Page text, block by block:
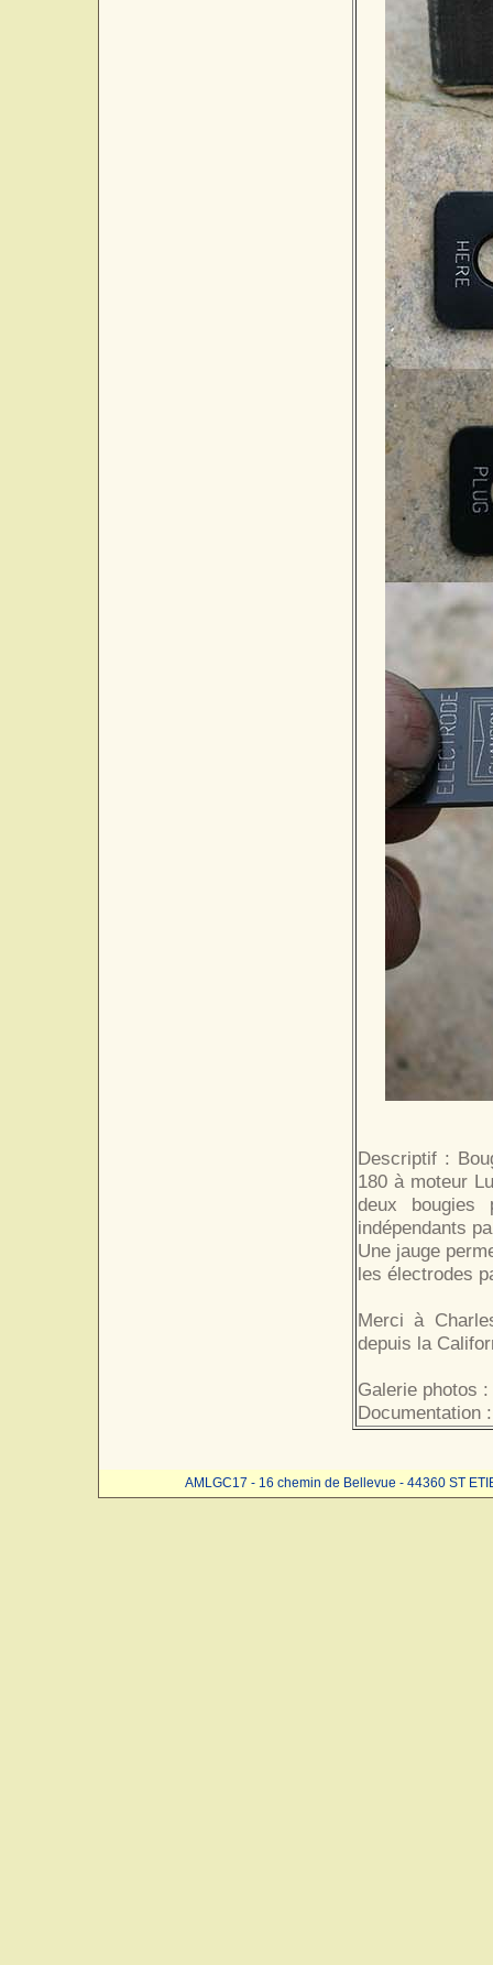
Descriptif :
180 à moteur
deux bougies
indépendants
Une jauge
les électrodes
Merci à
depuis la
Galerie photos :
Documentation :
AMLGC17 - 16 chemin de Bellevue - 44360 ST